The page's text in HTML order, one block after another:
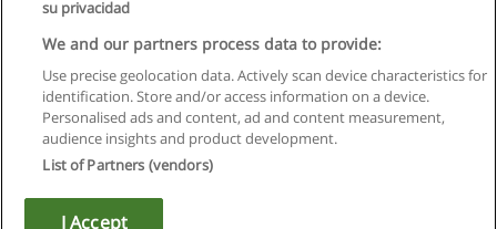
Правила пользования
Конфиденциальность информации
Напишите Educaedu
Copyright © Educaedu Business S.L. - CIF : B-95610580: -
su privacidad
We and our partners process data to provide:
Use precise geolocation data. Actively scan device characteristics for
identification. Store and/or access information on a device.
Personalised ads and content, ad and content measurement,
audience insights and product development.
List of Partners (vendors)
I Accept